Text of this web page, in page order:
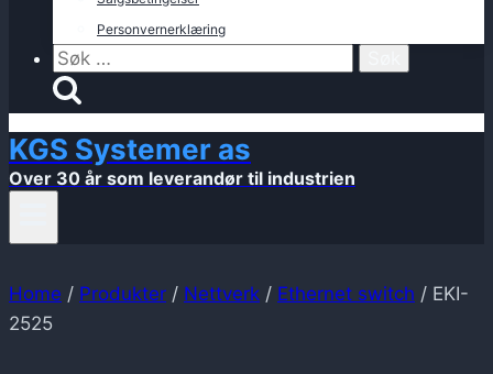
Personvernerklæring
Søk
etter:
KGS Systemer as
Over 30 år som leverandør til industrien
Home / Produkter / Nettverk / Ethernet switch / EKI-
2525